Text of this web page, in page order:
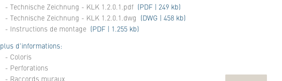
- Technische Zeichnung - KLK 1.2.0.1.pdf (PDF | 249 kb)
- Technische Zeichnung - KLK 1.2.0.1.dwg (DWG | 458 kb)
- Instructions de montage (PDF | 1.255 kb)
plus d'informations:
- Coloris
- Perforations
- Raccords muraux